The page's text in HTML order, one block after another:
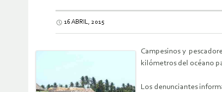
16 ABRIL, 2015
Campesinos y
kilómetros del océano
Los denunciantes